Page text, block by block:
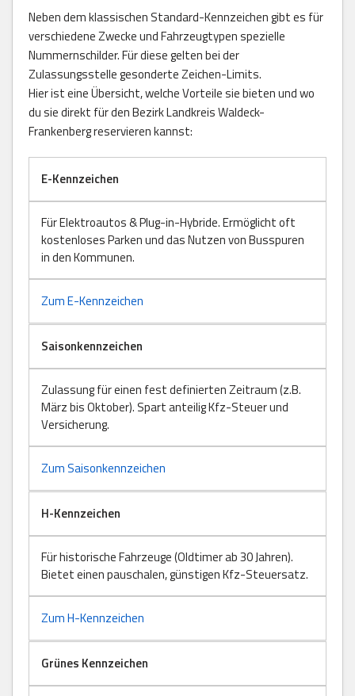
Neben dem klassischen Standard-Kennzeichen gibt es für
verschiedene Zwecke und Fahrzeugtypen spezielle
Nummernschilder. Für diese gelten bei der
Zulassungsstelle gesonderte Zeichen-Limits.
Hier ist eine Übersicht, welche Vorteile sie bieten und wo
du sie direkt für den Bezirk Landkreis Waldeck-
Frankenberg reservieren kannst:
E-Kennzeichen
Für Elektroautos & Plug-in-Hybride. Ermöglicht oft
kostenloses Parken und das Nutzen von Busspuren
in den Kommunen.
Zum E-Kennzeichen
Saisonkennzeichen
Zulassung für einen fest definierten Zeitraum (z.B.
März bis Oktober). Spart anteilig Kfz-Steuer und
Versicherung.
Zum Saisonkennzeichen
H-Kennzeichen
Für historische Fahrzeuge (Oldtimer ab 30 Jahren).
Bietet einen pauschalen, günstigen Kfz-Steuersatz.
Zum H-Kennzeichen
Grünes Kennzeichen